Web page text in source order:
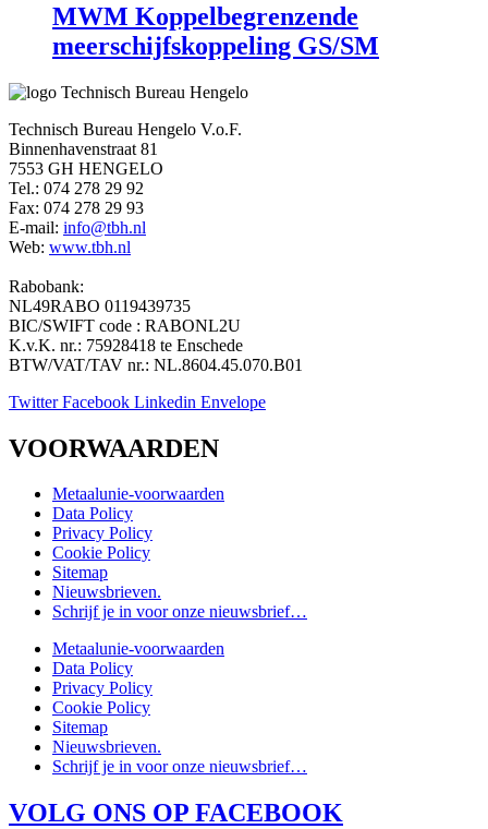
MWM Koppelbegrenzende
meerschijfskoppeling GS/SM
Technisch Bureau Hengelo V.o.F.
Binnenhavenstraat 81
7553 GH HENGELO
Tel.: 074 278 29 92
Fax: 074 278 29 93
E-mail: info@tbh.nl
Web: www.tbh.nl
Rabobank:
NL49RABO 0119439735
BIC/SWIFT code : RABONL2U
K.v.K. nr.: 75928418 te Enschede
BTW/VAT/TAV nr.: NL.8604.45.070.B01
Twitter Facebook Linkedin Envelope
VOORWAARDEN
Metaalunie-voorwaarden
Data Policy
Privacy Policy
Cookie Policy
Sitemap
Nieuwsbrieven.
Schrijf je in voor onze nieuwsbrief…
Metaalunie-voorwaarden
Data Policy
Privacy Policy
Cookie Policy
Sitemap
Nieuwsbrieven.
Schrijf je in voor onze nieuwsbrief…
VOLG ONS OP FACEBOOK